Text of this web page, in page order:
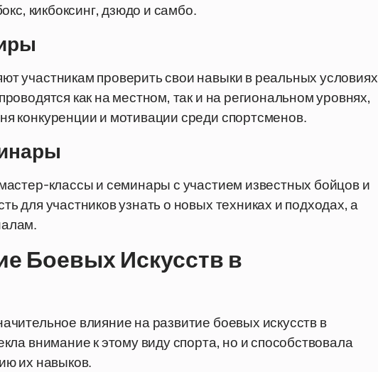
кикбоксинг, дзюдо и самбо.
участникам проверить свои навыки в реальных условиях
как на местном, так и на региональном уровнях,
конкуренции и мотивации среди спортсменов.
классы и семинары с участием известных бойцов и
для участников узнать о новых техниках и подходах, а
Боевых Искусств в
влияние на развитие боевых искусств в
внимание к этому виду спорта, но и способствовала
их навыков.